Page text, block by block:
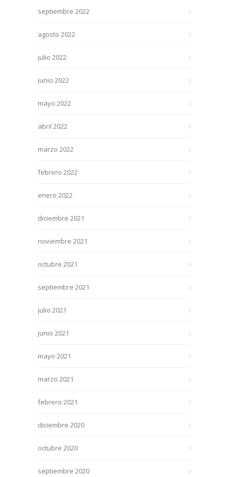
septiembre 2022
agosto 2022
julio 2022
junio 2022
mayo 2022
abril 2022
marzo 2022
febrero 2022
enero 2022
diciembre 2021
noviembre 2021
octubre 2021
septiembre 2021
julio 2021
junio 2021
mayo 2021
marzo 2021
febrero 2021
diciembre 2020
octubre 2020
septiembre 2020